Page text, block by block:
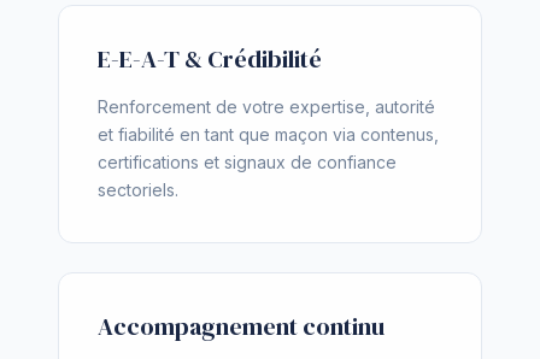
E-E-A-T & Crédibilité
Renforcement de votre expertise, autorité
et fiabilité en tant que maçon via contenus,
certifications et signaux de confiance
sectoriels.
Accompagnement continu